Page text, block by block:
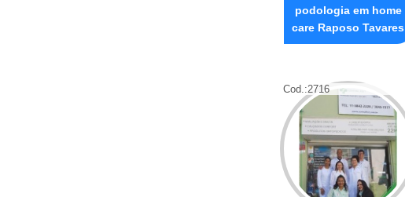
podologia em home
care Raposo Tavares
Cod.:2716